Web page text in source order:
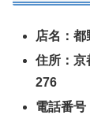
店名：
住所：京
276
電話番号